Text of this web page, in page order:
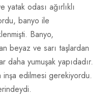
odası ağırlıklı
banyo ile
Banyo,
beyaz ve sarı taşlardan
daha yumuşak yapıdadır.
inşa edilmesi gerekiyordu.